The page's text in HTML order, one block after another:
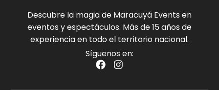
Descubre la magia de Maracuyá Events en
eventos y espectáculos. Más de 15 años de
experiencia en todo el territorio nacional.
Síguenos en: